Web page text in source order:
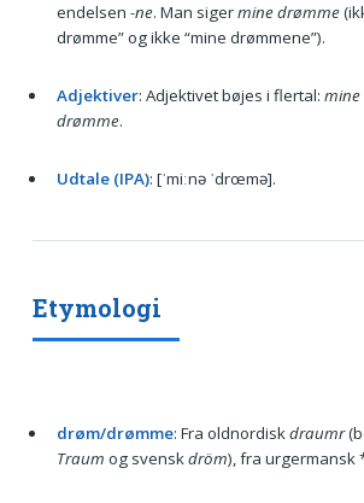
endelsen -ne. Man sigermine drømme
drømme” og ikke “mine drømmene”).
Adjektiver: Adjektivet bøjes i flertal: mine
drømme.
Udtale (IPA): [ˈmiːnə ˈdrœmə].
Etymologi
drøm/drømme: Fra oldnordiskdraumr
Traum og svenskdröm), fra urgermansk